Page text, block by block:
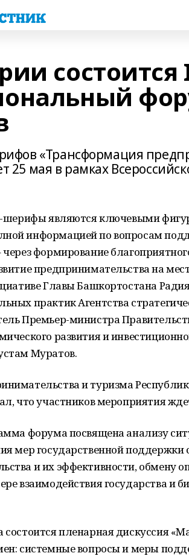
состоится
«Трансформация
25 мая в рамках
шерифы являются ключевыми
информацией по вопросам
формирование
предпринимательства на
Главы Башкортостана
практик Агентства
Премьер-министра
развития и
Муратов.
и туризма
что участников мероприятия
форума посвящена анализу
мер государственной поддержки
и их эффективности, обмену
взаимодействия государства и
пленарная дискуссия
системные вопросы и меры